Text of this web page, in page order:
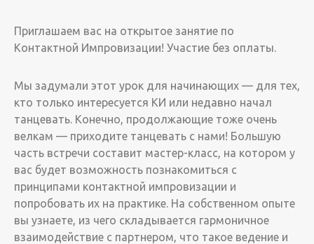
Приглашаем вас на открытое занятие по
Контактной Импровизации! Участие без оплаты.
Мы задумали этот урок для начинающих — для тех,
кто только интересуется КИ или недавно начал
танцевать. Конечно, продолжающие тоже очень
велкам — приходите танцевать с нами! Большую
часть встречи составит мастер-класс, на котором у
вас будет возможность познакомиться с
принципами контактной импровизации и
попробовать их на практике. На собственном опыте
вы узнаете, из чего складывается гармоничное
взаимодействие с партнером, что такое ведение и